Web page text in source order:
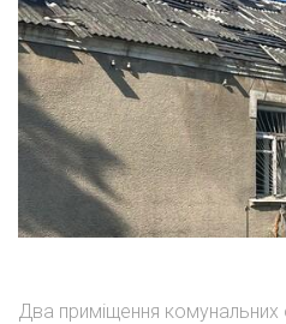
Два приміщення комунальних